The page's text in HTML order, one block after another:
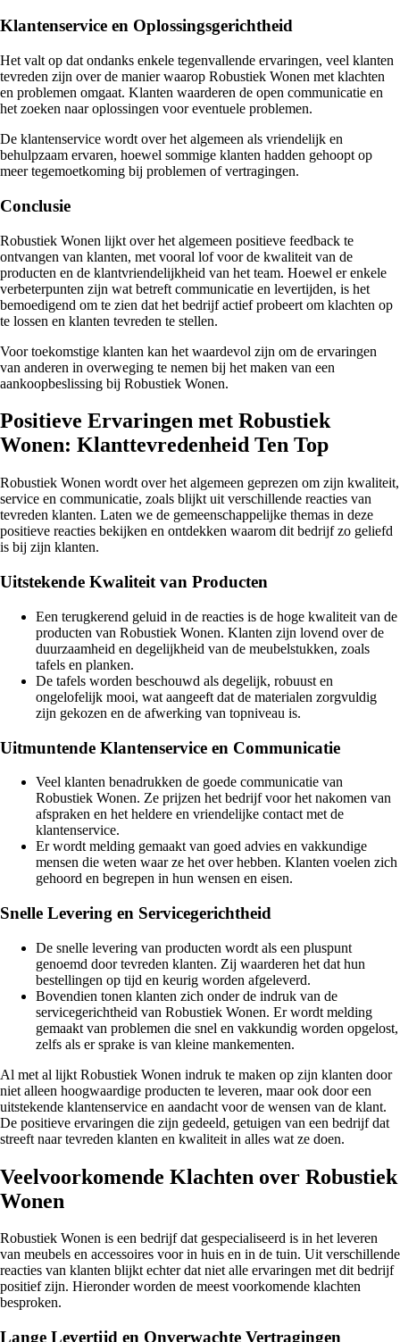
Klantenservice en Oplossingsgerichtheid
Het valt op dat ondanks enkele tegenvallende ervaringen, veel klanten
tevreden zijn over de manier waarop Robustiek Wonen met klachten
en problemen omgaat. Klanten waarderen de open communicatie en
het zoeken naar oplossingen voor eventuele problemen.
De klantenservice wordt over het algemeen als vriendelijk en
behulpzaam ervaren, hoewel sommige klanten hadden gehoopt op
meer tegemoetkoming bij problemen of vertragingen.
Conclusie
Robustiek Wonen lijkt over het algemeen positieve feedback te
ontvangen van klanten, met vooral lof voor de kwaliteit van de
producten en de klantvriendelijkheid van het team. Hoewel er enkele
verbeterpunten zijn wat betreft communicatie en levertijden, is het
bemoedigend om te zien dat het bedrijf actief probeert om klachten op
te lossen en klanten tevreden te stellen.
Voor toekomstige klanten kan het waardevol zijn om de ervaringen
van anderen in overweging te nemen bij het maken van een
aankoopbeslissing bij Robustiek Wonen.
Positieve Ervaringen met Robustiek
Wonen: Klanttevredenheid Ten Top
Robustiek Wonen wordt over het algemeen geprezen om zijn kwaliteit,
service en communicatie, zoals blijkt uit verschillende reacties van
tevreden klanten. Laten we de gemeenschappelijke themas in deze
positieve reacties bekijken en ontdekken waarom dit bedrijf zo geliefd
is bij zijn klanten.
Uitstekende Kwaliteit van Producten
Een terugkerend geluid in de reacties is de hoge kwaliteit van de
producten van Robustiek Wonen. Klanten zijn lovend over de
duurzaamheid en degelijkheid van de meubelstukken, zoals
tafels en planken.
De tafels worden beschouwd als degelijk, robuust en
ongelofelijk mooi, wat aangeeft dat de materialen zorgvuldig
zijn gekozen en de afwerking van topniveau is.
Uitmuntende Klantenservice en Communicatie
Veel klanten benadrukken de goede communicatie van
Robustiek Wonen. Ze prijzen het bedrijf voor het nakomen van
afspraken en het heldere en vriendelijke contact met de
klantenservice.
Er wordt melding gemaakt van goed advies en vakkundige
mensen die weten waar ze het over hebben. Klanten voelen zich
gehoord en begrepen in hun wensen en eisen.
Snelle Levering en Servicegerichtheid
De snelle levering van producten wordt als een pluspunt
genoemd door tevreden klanten. Zij waarderen het dat hun
bestellingen op tijd en keurig worden afgeleverd.
Bovendien tonen klanten zich onder de indruk van de
servicegerichtheid van Robustiek Wonen. Er wordt melding
gemaakt van problemen die snel en vakkundig worden opgelost,
zelfs als er sprake is van kleine mankementen.
Al met al lijkt Robustiek Wonen indruk te maken op zijn klanten door
niet alleen hoogwaardige producten te leveren, maar ook door een
uitstekende klantenservice en aandacht voor de wensen van de klant.
De positieve ervaringen die zijn gedeeld, getuigen van een bedrijf dat
streeft naar tevreden klanten en kwaliteit in alles wat ze doen.
Veelvoorkomende Klachten over Robustiek
Wonen
Robustiek Wonen is een bedrijf dat gespecialiseerd is in het leveren
van meubels en accessoires voor in huis en in de tuin. Uit verschillende
reacties van klanten blijkt echter dat niet alle ervaringen met dit bedrijf
positief zijn. Hieronder worden de meest voorkomende klachten
besproken.
Lange Levertijd en Onverwachte Vertragingen